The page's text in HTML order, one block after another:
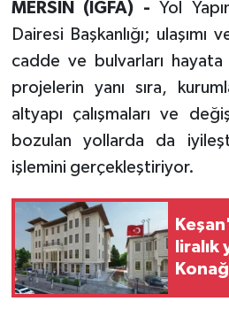
MERSİN (İGFA) -Yol
Dairesi Başkanlığı;
cadde ve bulvarları
projelerin yanı sıra,
altyapı çalışmaları ve
bozulan yollarda da
işlemini gerçekleştiriyor.